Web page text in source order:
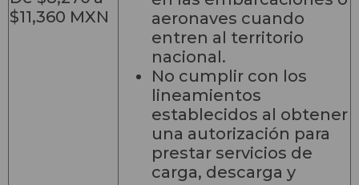
$11,360 MXN
aeronaves cuando
entren al territorio
nacional.
No cumplir con los
lineamientos
establecidos al obtener
una autorización para
prestar servicios de
carga, descarga y